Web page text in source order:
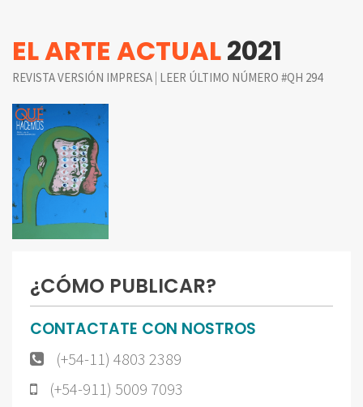
EL ARTE ACTUAL2021
REVISTA VERSIÓN IMPRESA | LEER ÚLTIMO NÚMERO #QH 294
¿CÓMO PUBLICAR?
CONTACTATE CON NOSTROS
(+54-11) 4803 2389
(+54-911) 5009 7093